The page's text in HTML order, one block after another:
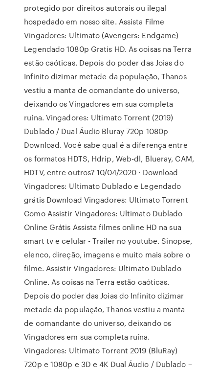
protegido por direitos autorais ou ilegal
hospedado em nosso site. Assista Filme
Vingadores: Ultimato (Avengers: Endgame)
Legendado 1080p Gratis HD. As coisas na Terra
estão caóticas. Depois do poder das Joias do
Infinito dizimar metade da população, Thanos
vestiu a manta de comandante do universo,
deixando os Vingadores em sua completa
ruína. Vingadores: Ultimato Torrent (2019)
Dublado / Dual Áudio Bluray 720p 1080p
Download. Você sabe qual é a diferença entre
os formatos HDTS, Hdrip, Web-dl, Blueray, CAM,
HDTV, entre outros? 10/04/2020 · Download
Vingadores: Ultimato Dublado e Legendado
grátis Download Vingadores: Ultimato Torrent
Como Assistir Vingadores: Ultimato Dublado
Online Grátis Assista filmes online HD na sua
smart tv e celular - Trailer no youtube. Sinopse,
elenco, direção, imagens e muito mais sobre o
filme. Assistir Vingadores: Ultimato Dublado
Online. As coisas na Terra estão caóticas.
Depois do poder das Joias do Infinito dizimar
metade da população, Thanos vestiu a manta
de comandante do universo, deixando os
Vingadores em sua completa ruína.
Vingadores: Ultimato Torrent 2019 (BluRay)
720p e 1080p e 3D e 4K Dual Áudio / Dublado –